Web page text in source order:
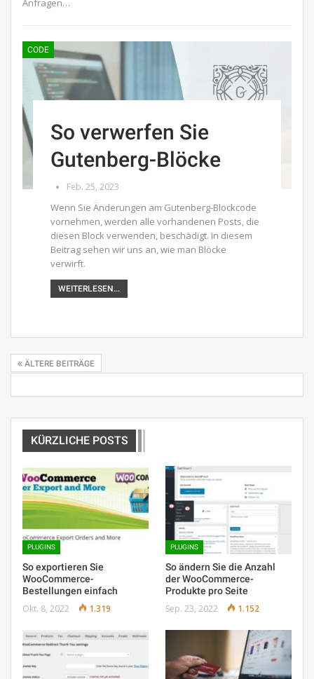
CODE
So verwerfen Sie
Gutenberg-Blöcke
Feb. 25, 2023
Wenn Sie Änderungen am Gutenberg-Blockcode
vornehmen, werden alle vorhandenen Posts, die
diesen Block verwenden, beschädigt. In diesem
Beitrag sehen wir uns an, wie man Blöcke
verwirft.
WEITERLESEN...
ÄLTERE BEITRÄGE
KÜRZLICHE POSTS
PLUGINS
So exportieren Sie
WooCommerce-
Bestellungen einfach
Okt. 8, 2022 1.319
PLUGINS
So ändern Sie die Anzahl
der WooCommerce-
Produkte pro Seite
Sep. 23, 2022 1.152